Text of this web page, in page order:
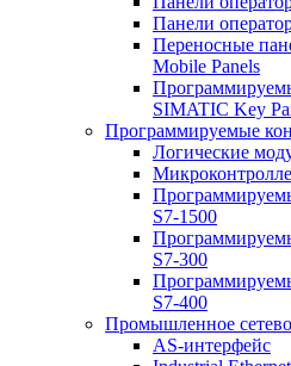
Панели
Переносные
Mobile Panels
SIMATIC Key
Программируемые
Логические
S7-1500
S7-300
S7-400
Промышленное
AS-интерфейс